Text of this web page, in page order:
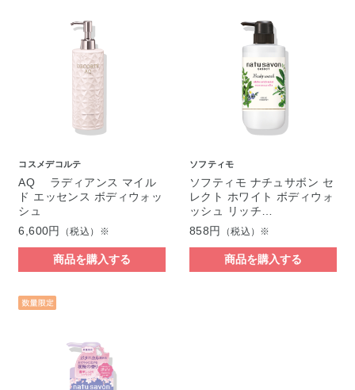
コスメデコルテ
AQ ラディアンス マイル
ド エッセンス ボディウォッ
シュ
6,600円
（税込）※
商品を購入する
ソフティモ
ソフティモ ナチュサボン セ
レクト ホワイト ボディウォ
ッシュ リッチ…
858円
（税込）※
商品を購入する